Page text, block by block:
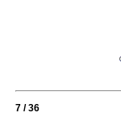
7 / 36